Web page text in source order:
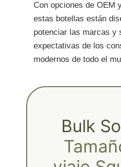
Con opciones de OEM
estas botellas están
potenciar las marcas y
expectativas de los
modernos de todo el
Bulk